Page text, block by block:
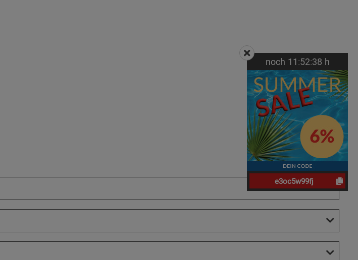
noch 11:52:37 h
e3oc5w99fj